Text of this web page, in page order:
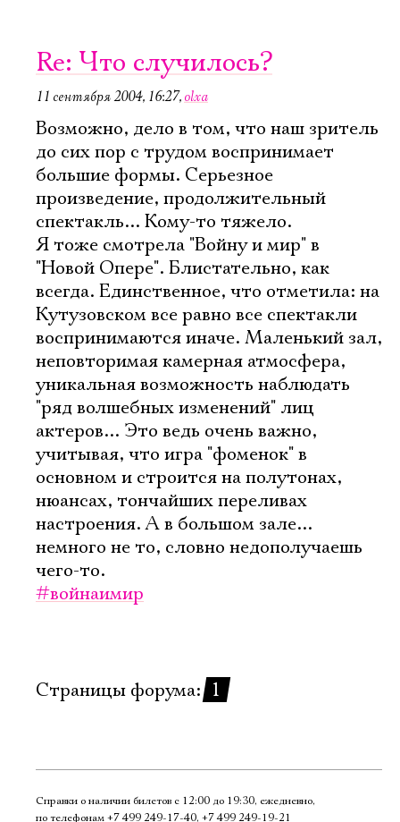
Re: Что случилось?
11 сентября 2004, 16:27, olxa
Возможно, дело в том, что наш зритель
до сих пор с трудом воспринимает
большие формы. Серьезное
произведение, продолжительный
спектакль... Кому-то тяжело.
Я тоже смотрела "Войну и мир" в
"Новой Опере". Блистательно, как
всегда. Единственное, что отметила: на
Кутузовском все равно все спектакли
воспринимаются иначе. Маленький зал,
неповторимая камерная атмосфера,
уникальная возможность наблюдать
"ряд волшебных изменений" лиц
актеров... Это ведь очень важно,
учитывая, что игра "фоменок" в
основном и строится на полутонах,
нюансах, тончайших переливах
настроения. А в большом зале...
немного не то, словно недополучаешь
чего-то.
#войнаимир
Страницы форума: 1
Справки о наличии билетов с 12:00 до 19:30, ежедневно,
по телефонам +7 499 249‑17‑40, +7 499 249‑19‑21